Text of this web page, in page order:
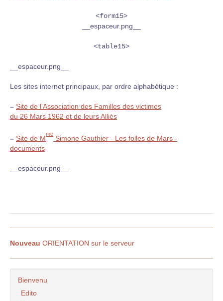
<form15>
__espaceur.png__
<table15>
__espaceur.png__
Les sites internet principaux, par ordre alphabétique :
– Site de l’Association des Familles des victimes
du 26 Mars 1962 et de leurs Alliés
– Site de M
me
Simone Gauthier - Les folles de Mars -
documents
__espaceur.png__
Nouveau ORIENTATION sur le serveur
Bienvenu
Edito